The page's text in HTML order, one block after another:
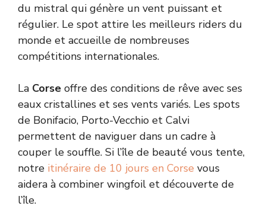
du mistral qui génère un vent puissant et
régulier. Le spot attire les meilleurs riders du
monde et accueille de nombreuses
compétitions internationales.
La Corse offre des conditions de rêve avec ses
eaux cristallines et ses vents variés. Les spots
de Bonifacio, Porto-Vecchio et Calvi
permettent de naviguer dans un cadre à
couper le souffle. Si l’île de beauté vous tente,
notre itinéraire de 10 jours en Corse vous
aidera à combiner wingfoil et découverte de
l’île.